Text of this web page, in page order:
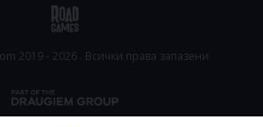
2019 - 2026 . Всички права запазени